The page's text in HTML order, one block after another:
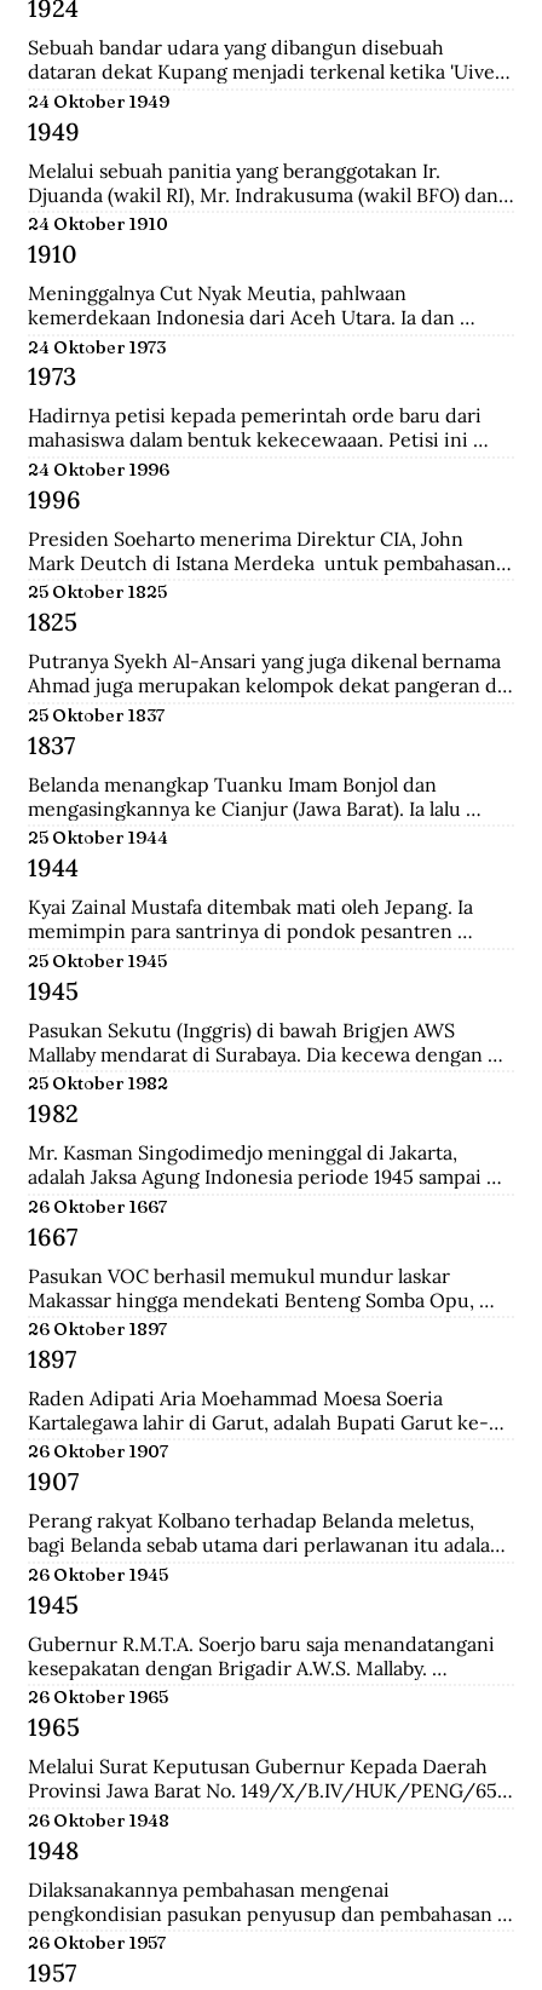
School (HIS) dan MULO di Solo, lalu ke AMS di
Yogyakarta, kemudian mengambil jurusan Teknik Sipil
di Technische Hoogeschool te Bandoeng (sekarang
ITB).
1924
Sebuah bandar udara yang dibangun disebuah
dataran dekat Kupang menjadi terkenal ketika 'Uiver',
pesawat Belanda KLM DC-2 yang sedang dicoba
menerbangi jalur niaga dari London ke Sydney
mendarat di situ untuk mengisi bahan bakar.
24 Oktober 1949
1949
Melalui sebuah panitia yang beranggotakan Ir.
Djuanda (wakil RI), Mr. Indrakusuma (wakil BFO) dan
Hirschfeld (wakil Belanda), membuat perjanjian
bahwa RIS akan mengambil alih pijaman-pinjaman
Hindia Belanda yang semuanya berjumlah 4.300 juta
gulden.
24 Oktober 1910
1910
Meninggalnya Cut Nyak Meutia, pahlwaan
kemerdekaan Indonesia dari Aceh Utara. Ia dan
pasukannya terus melakukan perlawanan dengan
menyerang dan merampas pos kolonial di wilaya Gayo
yang melewati hutan.
24 Oktober 1973
1973
Hadirnya petisi kepada pemerintah orde baru dari
mahasiswa dalam bentuk kekecewaaan. Petisi ini
dipicu karena adanya penyelewengan yang dilakukan
oleh pemerintah dan korupsi yang besar.
24 Oktober 1996
1996
Presiden Soeharto menerima Direktur CIA, John
Mark Deutch di Istana Merdeka  untuk pembahasan
perkembangan Indonesia.
25 Oktober 1825
1825
Putranya Syekh Al-Ansari yang juga dikenal bernama
Ahmad juga merupakan kelompok dekat pangeran di
Tegalrejo sebelum Perang Jawa dan tewas
mempertahankan markas Diponegoro di Selarong.
25 Oktober 1837
1837
Belanda menangkap Tuanku Imam Bonjol dan
mengasingkannya ke Cianjur (Jawa Barat). Ia lalu
dipindahkan ke Ambon (Maluku), terus ke Manado
(Sulawesi Utara) sampai wafat.
25 Oktober 1944
1944
Kyai Zainal Mustafa ditembak mati oleh Jepang. Ia
memimpin para santrinya di pondok pesantren
Sukamanah, menghadapi serangan pihak jepang.
Peristiwa itu dipicu oleh kedatangan empat opsir
Jepang ke pondok sehari sebelumnya untuk
membawa Kyai  Zainal menghadap pemerintah
Jepang di Tasikmalaya.
25 Oktober 1945
1945
Pasukan Sekutu (Inggris) di bawah Brigjen AWS
Mallaby mendarat di Surabaya. Dia kecewa dengan
keputusan para petinggi Sekutu terhadap rakyat
Surabaya.
25 Oktober 1982
1982
Mr. Kasman Singodimedjo meninggal di Jakarta,
adalah Jaksa Agung Indonesia periode 1945 sampai
1946 dan juga mantan Menteri Muda Kehakiman pada
Kabinet Amir Sjarifuddin II. Selain itu ia juga adalah
Ketua KNIP (Komite Nasional Indonesia Pusat) yang
menjadi cikal bakal dari DPR.
26 Oktober 1667
1667
Pasukan VOC berhasil memukul mundur laskar
Makassar hingga mendekati Benteng Somba Opu,
istana Sultan Hassanudin, bahkan pasukan yang
dipimpin Cornelis Speelman sudah sampai di depan
pintu benteng. Gowa mengalami kekalahan dalam
peperangan. Speelman dan Arung Palakka merasa
bahwa inilah saat untuk menawarkan perundingan
kepada Sultan Hasanuddin.
26 Oktober 1897
1897
Raden Adipati Aria Moehammad Moesa Soeria
Kartalegawa lahir di Garut, adalah Bupati Garut ke-6
yang menjabat dari tahun 1929-1944. Moesa Soeria
Kartalegawa mempelopori pendirian Partai Rakyat
Pasundan (PRP) pada tahun 1946 dan Negara
Pasundan pada tahun 1947.
26 Oktober 1907
1907
Perang rakyat Kolbano terhadap Belanda meletus,
bagi Belanda sebab utama dari perlawanan itu adalah
terbunuhnya 19 serdadu dan beberapa orang sipil
Belanda oleh Boi Kapitan dan anak buahnya.
26 Oktober 1945
1945
Gubernur R.M.T.A. Soerjo baru saja menandatangani
kesepakatan dengan Brigadir A.W.S. Mallaby.
Pertemuan yang terbilang sukses itu melahirkan
empat kesepakatan: 1. Pihak Inggris (baca:Sekutu)
mengakui keberadaan Republik Indonesia sebatas
distrik Surabaya. 2. Pihak Inggris tidak akan
membawa masuk pasukan Belanda dan tidak ada
pasukan Belanda yang disusupkan pada pasukan
Inggris yang mendarat di Surabaya. 3. Pasukan Inggris
hanya dibolehkan berada pada radius 800 meter dari
pelabuhan. 4. Untuk memperlancar komunikasi
antara pihak Inggris dengan Republik dalam
keseharian, maka dibentuk Biro Kontak
beranggotakan perwakilan dari kedua belah pihak.
26 Oktober 1965
1965
Melalui Surat Keputusan Gubernur Kepada Daerah
Provinsi Jawa Barat No. 149/X/B.IV/HUK/PENG/65,
Mashudi memberhentikan sementara waktu delapan
anggota PKI yang duduk dalam DPRD-GR. Mereka
adalah Suharna Affandi, Abbas Usman, Akhmad
Suganda, Enok Rokhayati, Mustofa, Cece Suryadi,
Sukra Prawira Sentana, dan Suhlan Sujana.
26 Oktober 1948
1948
Dilaksanakannya pembahasan mengenai
pengkondisian pasukan penyusup dan pembahasan
taktik untuk melawan pasukan Negara Pasundan dan
DI/TII.
26 Oktober 1957
1957